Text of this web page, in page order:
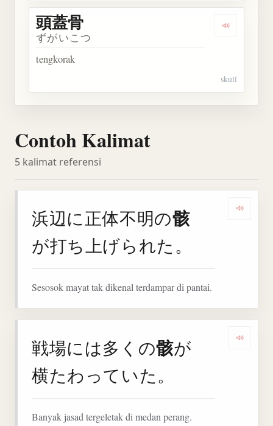
Dengarkan
頭蓋骨
ずがいこつ
tengkorak
skull
Contoh Kalimat
5 kalimat referensi
浜辺に正体不明の骸
が打ち上げられた。
Sesosok mayat tak dikenal terdampar di pantai.
戦場には多くの骸が
横たわっていた。
Banyak jasad tergeletak di medan perang.